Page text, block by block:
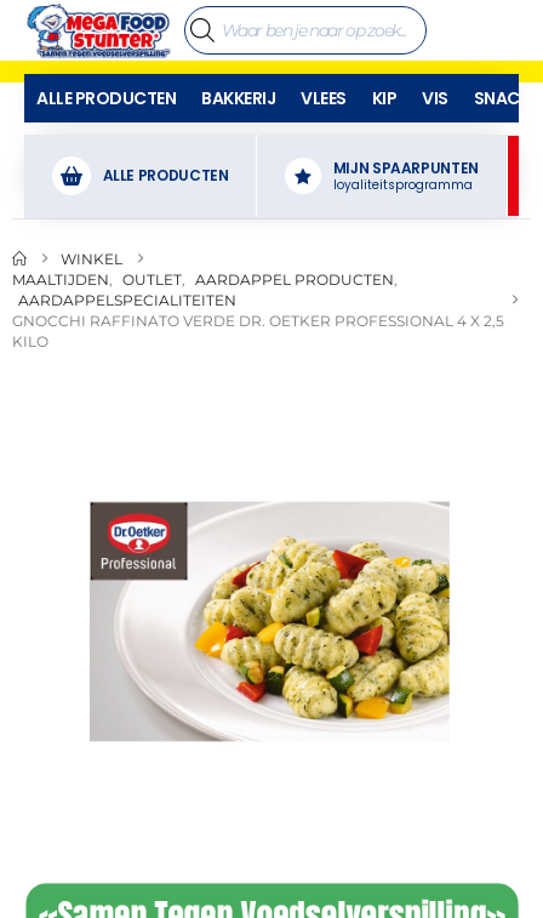
ALLE PRODUCTEN BAKKERIJ VLEES KIP VIS SNACKS
ALLE PRODUCTEN MIJN SPAARPUNTEN
loyaliteitsprogramma
WINKEL
MAALTIJDEN
OUTLET AARDAPPEL PRODUCTEN
AARDAPPELSPECIALITEITEN
GNOCCHI RAFFINATO VERDE DR. OETKER PROFESSIONAL 4 X 2,5
KILO